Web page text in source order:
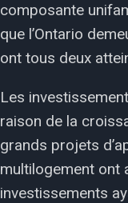
composante
que l’Ontario
ont tous deux
Les
raison de la
grands projets
multilogement ont
investissements